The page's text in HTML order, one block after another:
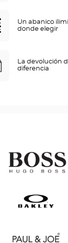
Un abanico
donde elegir
La devolución
diferencia